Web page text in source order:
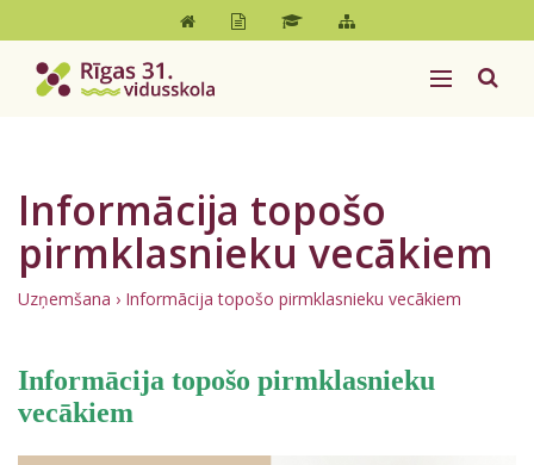
Informācija topošo
pirmklasnieku vecākiem
Uzņemšana › Informācija topošo pirmklasnieku vecākiem
Informācija topošo pirmklasnieku
vecākiem